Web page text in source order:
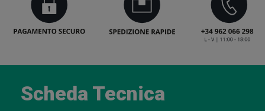
Scheda Tecnica